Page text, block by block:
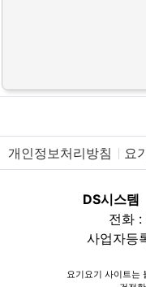
개인정보처리방침 요
DS시스템
전화
사업자등
요기요기 사이트는